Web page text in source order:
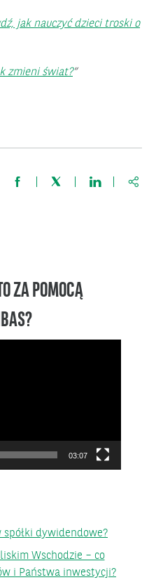
jak nauczyć dzieci troski o
zmieni świat?
ZA POMOCĄ
03:07
spółki dywidendowe?
Wschodzie – co
i Państwa inwestycji?